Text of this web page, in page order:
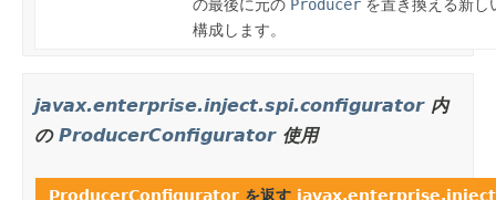
の最後に元の Producer を置き換える新
構成します。
javax.enterprise.inject.spi.configurator内
の ProducerConfigurator使用
ProducerConfigurator を返す